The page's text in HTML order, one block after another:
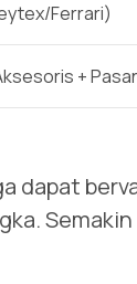
Ferrari)
+
dapat